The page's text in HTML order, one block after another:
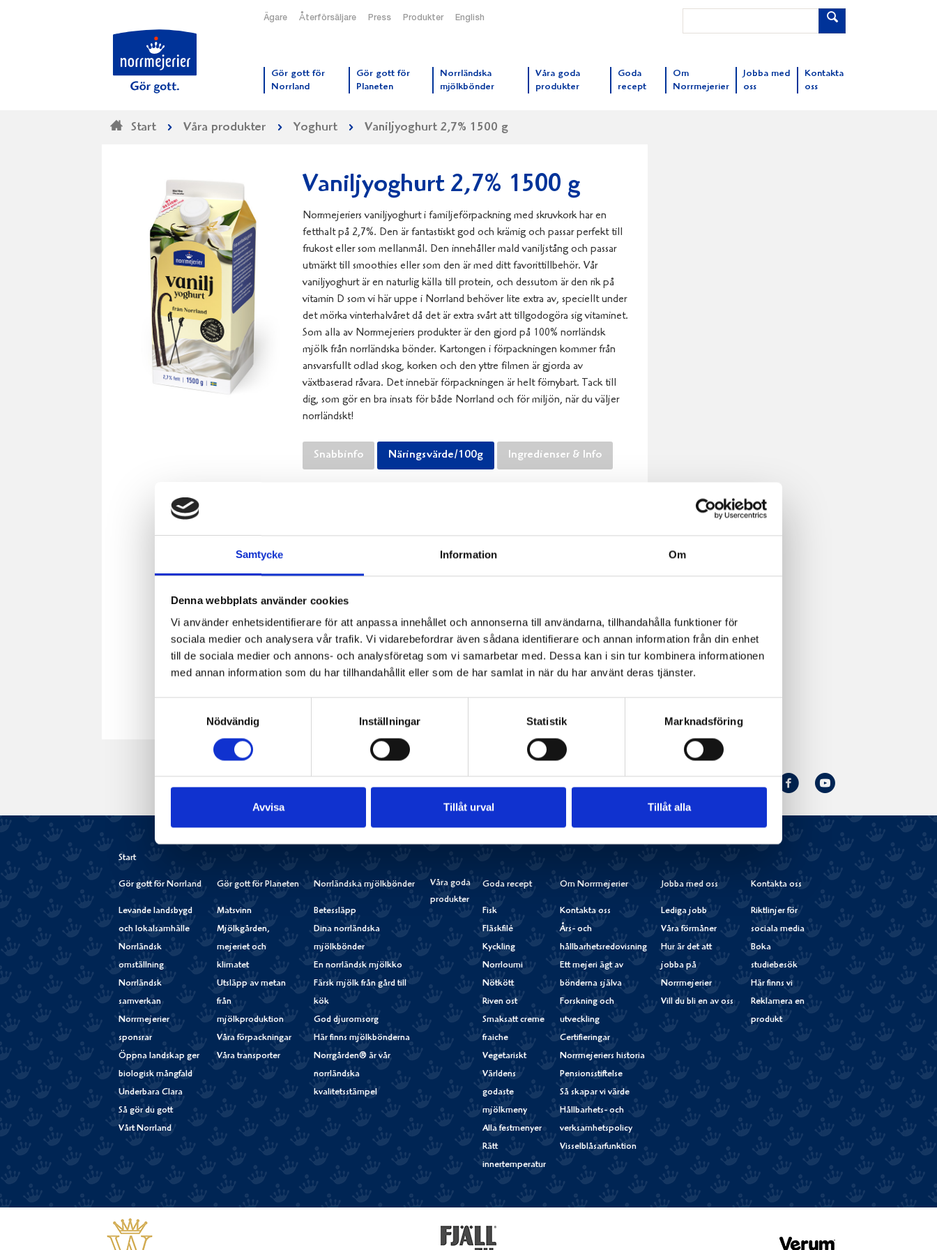
Samtycke Information Om
Denna webbplats använder cookies
Vi använder enhetsidentifierare för att anpassa innehållet och annonserna till användarna, tillhandahålla funktioner för
sociala medier och analysera vår trafik. Vi vidarebefordrar även sådana identifierare och annan information från din enhet
till de sociala medier och annons- och analysföretag som vi samarbetar med. Dessa kan i sin tur kombinera informationen
med annan information som du har tillhandahållit eller som de har samlat in när du har använt deras tjänster.
Nödvändig
Inställningar Statistik Marknadsföring
Avvisa Tillåt urval Tillåt alla
Ägare Återförsäljare Press Produkter English
Gör gott för
Norrland
Gör gott för
Planeten
Norrländska
mjölkbönder
Våra goda
produkter
Goda
recept
Om
Norrmejerier
Jobba med
oss
Kontakta
oss
Start Våra produkter Yoghurt Vaniljyoghurt 2,7% 1500 g
Vaniljyoghurt 2,7% 1500 g
Norrmejeriers vaniljyoghurt i familjeförpackning med skruvkork har en
fetthalt på 2,7%. Den är fantastiskt god och krämig och passar perfekt till
frukost eller som mellanmål. Den innehåller mald vaniljstång och passar
utmärkt till smoothies eller som den är med ditt favorittillbehör. Vår
vaniljyoghurt är en naturlig källa till protein, och dessutom är den rik på
vitamin D som vi här uppe i Norrland behöver lite extra av, speciellt under
det mörka vinterhalvåret då det är extra svårt att tillgodogöra sig vitaminet.
Som alla av Norrmejeriers produkter är den gjord på 100% norrländsk
mjölk från norrländska bönder. Kartongen i förpackningen kommer från
ansvarsfullt odlad skog, korken och den yttre filmen är gjorda av
växtbaserad råvara. Det innebär förpackningen är helt förnybart. Tack till
dig, som gör en bra insats för både Norrland och för miljön, när du väljer
norrländskt!
Snabbinfo Näringsvärde/100g Ingredienser & Info
varav sockerarter
Protein
3,1 g
Salt
0,1 g
Vitamin D
0,88 µg (18%)
TwitterPinterest
ut
Följ oss:
Norrmejerier
Instagram
Facebook
Youtube
Start
Gör gott för Norrland
Levande landsbygd
och lokalsamhälle
Norrländsk
omställning
Norrländsk
samverkan
Norrmejerier
sponsrar
Öppna landskap ger
biologisk mångfald
Underbara Clara
Så gör du gott
Vårt Norrland
Gör gott för Planeten
Matsvinn
Mjölkgården,
mejeriet och
klimatet
Utsläpp av metan
från
mjölkproduktion
Våra förpackningar
Våra transporter
Norrländska mjölkbönder
Betessläpp
Dina norrländska
mjölkbönder
En norrländsk mjölkko
Färsk mjölk från gård till
kök
God djuromsorg
Här finns mjölkbönderna
Norrgården® är vår
norrländska
kvalitetsstämpel
Våra goda
produkter
Goda recept
Fisk
Fläskfilé
Kyckling
Norrloumi
Nötkött
Riven ost
Smaksatt creme
fraiche
Vegetariskt
Världens
godaste
mjölkmeny
Alla festmenyer
Rätt
innertemperatur
Om Norrmejerier
Kontakta oss
Års- och
hållbarhetsredovisning
Ett mejeri ägt av
bönderna själva
Forskning och
utveckling
Certifieringar
Norrmejeriers historia
Pensionsstiftelse
Så skapar vi värde
Hållbarhets- och
verksamhetspolicy
Visselblåsarfunktion
Jobba med oss
Lediga jobb
Våra förmåner
Hur är det att
jobba på
Norrmejerier
Vill du bli en av oss
Kontakta oss
Riktlinjer för
sociala media
Boka
studiebesök
Här finns vi
Reklamera en
produkt
Fjällfil